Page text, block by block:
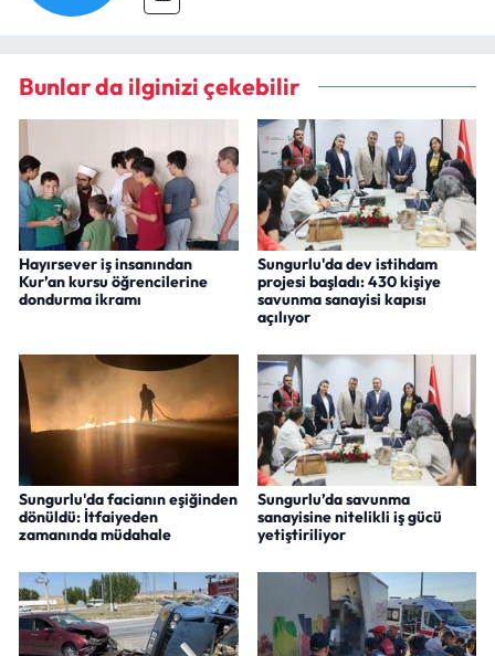
Bunlar da ilginizi çekebilir
Hayırsever iş insanından
Kur’an kursu öğrencilerine
dondurma ikramı
Sungurlu'da dev istihdam
projesi başladı: 430 kişiye
savunma sanayisi kapısı
açılıyor
Sungurlu'da facianın eşiğinden
dönüldü: İtfaiyeden
zamanında müdahale
Sungurlu’da savunma
sanayisine nitelikli iş gücü
yetiştiriliyor